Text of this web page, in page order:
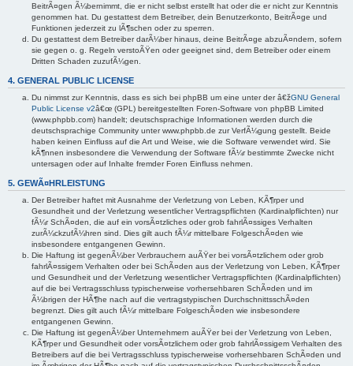
BeitrÃ¤gen Ã¼bernimmt, die er nicht selbst erstellt hat oder die er nicht zur Kenntnis
genommen hat. Du gestattest dem Betreiber, dein Benutzerkonto, BeitrÃ¤ge und
Funktionen jederzeit zu lÃ¶schen oder zu sperren.
Du gestattest dem Betreiber darÃ¼ber hinaus, deine BeitrÃ¤ge abzuÃ¤ndern, sofern
sie gegen o. g. Regeln verstoÃŸen oder geeignet sind, dem Betreiber oder einem
Dritten Schaden zuzufÃ¼gen.
4. GENERAL PUBLIC LICENSE
Du nimmst zur Kenntnis, dass es sich bei phpBB um eine unter der â€žGNU General
Public License v2â€œ (GPL) bereitgestellten Foren-Software von phpBB Limited
(www.phpbb.com) handelt; deutschsprachige Informationen werden durch die
deutschsprachige Community unter www.phpbb.de zur VerfÃ¼gung gestellt. Beide
haben keinen Einfluss auf die Art und Weise, wie die Software verwendet wird. Sie
kÃ¶nnen insbesondere die Verwendung der Software fÃ¼r bestimmte Zwecke nicht
untersagen oder auf Inhalte fremder Foren Einfluss nehmen.
5. GEWÃ¤HRLEISTUNG
Der Betreiber haftet mit Ausnahme der Verletzung von Leben, KÃ¶rper und
Gesundheit und der Verletzung wesentlicher Vertragspflichten (Kardinalpflichten) nur
fÃ¼r SchÃ¤den, die auf ein vorsÃ¤tzliches oder grob fahrlÃ¤ssiges Verhalten
zurÃ¼ckzufÃ¼hren sind. Dies gilt auch fÃ¼r mittelbare FolgeschÃ¤den wie
insbesondere entgangenen Gewinn.
Die Haftung ist gegenÃ¼ber Verbrauchern auÃŸer bei vorsÃ¤tzlichem oder grob
fahrlÃ¤ssigem Verhalten oder bei SchÃ¤den aus der Verletzung von Leben, KÃ¶rper
und Gesundheit und der Verletzung wesentlicher Vertragspflichten (Kardinalpflichten)
auf die bei Vertragsschluss typischerweise vorhersehbaren SchÃ¤den und im
Ã¼brigen der HÃ¶he nach auf die vertragstypischen DurchschnittsschÃ¤den
begrenzt. Dies gilt auch fÃ¼r mittelbare FolgeschÃ¤den wie insbesondere
entgangenen Gewinn.
Die Haftung ist gegenÃ¼ber Unternehmern auÃŸer bei der Verletzung von Leben,
KÃ¶rper und Gesundheit oder vorsÃ¤tzlichem oder grob fahrlÃ¤ssigem Verhalten des
Betreibers auf die bei Vertragsschluss typischerweise vorhersehbaren SchÃ¤den und